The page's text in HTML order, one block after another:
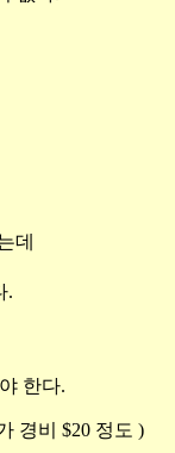
데
.
한다.
경비 $20 정도 )